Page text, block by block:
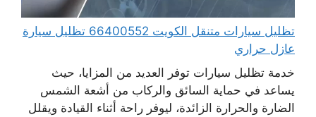
تظليل سيارات متنقل الكويت 66400552 تظليل سيارة
عازل حراري
خدمة تظليل سيارات توفر العديد من المزايا، حيث
يساعد في حماية السائق والركاب من أشعة الشمس
الضارة والحرارة الزائدة، ليوفر راحة أثناء القيادة ويقلل